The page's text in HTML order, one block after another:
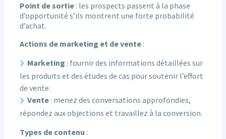
Point de sortie: les prospects passent à la phase
d’opportunité s’ils montrent une forte probabilité
d’achat.
Actions de marketing et de vente:
Marketing : fournir des informations détaillées sur
les produits et des études de cas pour soutenir l’effort
de vente.
Vente : menez des conversations approfondies,
répondez aux objections et travaillez à la conversion.
Types de contenu :